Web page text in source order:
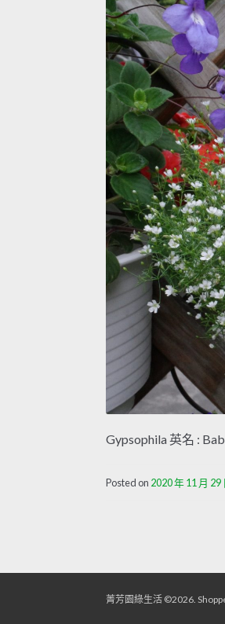
Gypsophila 英名 :
Posted on 2020 年 11 月 29
菁芳園綠生活 ©2026.